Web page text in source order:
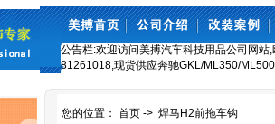
公告栏:欢迎访问美搏汽车科技用品公司网
81261018,现货供应奔驰GKL/ML350/
您的位置： 首页 -> 焊马H2前拖车钩